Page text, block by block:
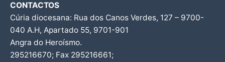
CONTACTOS
Cúria diocesana: Rua dos Canos Verdes, 127 – 9700-
040 A.H, Apartado 55, 9701-901
Angra do Heroísmo.
295216670; Fax 295216661;